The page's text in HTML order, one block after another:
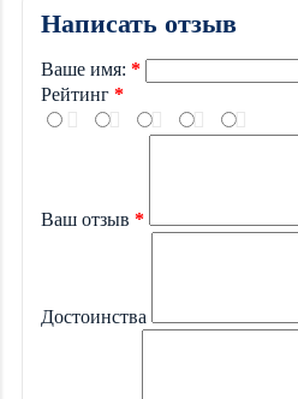
Написать отзыв
Ваше имя:
Рейтинг
Ваш отзыв
Достоинства